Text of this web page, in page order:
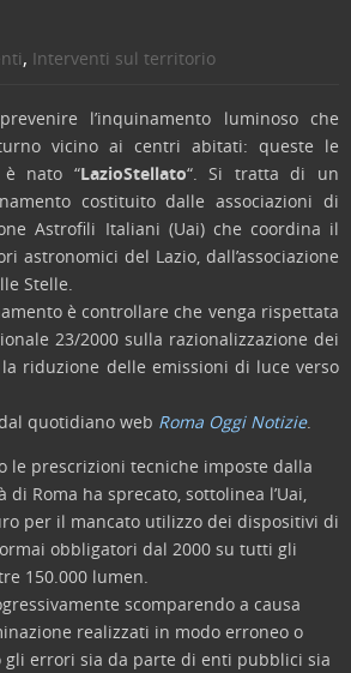
, Interventi sul territorio
l’inquinamento luminoso che
vicino ai centri abitati: queste le
è nato “LazioStellato“. Si tratta di un
costituito dalle associazioni di
Astrofili Italiani (Uai) che coordina il
astronomici del Lazio, dall’associazione
Stelle.
è controllare che venga rispettata
23/2000 sulla razionalizzazione dei
riduzione delle emissioni di luce verso
quotidiano web Roma Oggi Notizie.
le prescrizioni tecniche imposte dalla
di Roma ha sprecato, sottolinea l’Uai,
per il mancato utilizzo dei dispositivi di
obbligatori dal 2000 su tutti gli
150.000 lumen.
scomparendo a causa
realizzati in modo erroneo o
gli errori sia da parte di enti pubblici sia